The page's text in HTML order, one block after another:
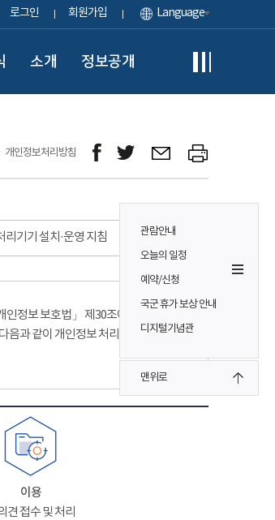
로그인 회원가입 Language
소개 정보공개
관람안내
오늘의 일정
예약/신청
국군 휴가 보상 안내
디지털기념관
맨위로
개인정보처리방침
리기기 설치·운영 지침
정보 보호법」 제30조에 따라
음과 같이 개인정보 처리방침을
이용
견 접수 및 처리